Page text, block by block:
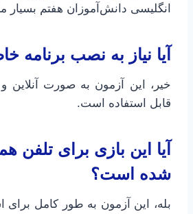
انگلیسی دانش‌آموزان هفتم
آیا نیاز به نصب برنامه
خیر، این آزمون به صورت آنلاین
قابل استفاده است.
آیا این بازی برای تلفن
شده است؟
بله، این آزمون به طور کامل برای